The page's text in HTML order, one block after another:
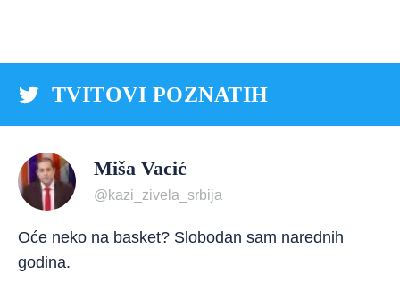
TVITOVI POZNATIH
Miša Vacić
@kazi_zivela_srbija
Oće neko na basket? Slobodan sam narednih
godina.